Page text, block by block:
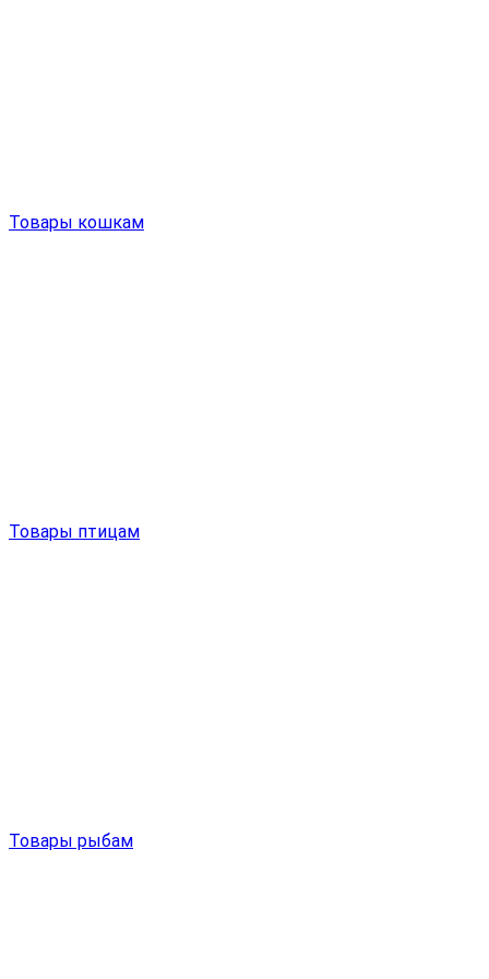
Товары кошкам
Товары птицам
Товары рыбам